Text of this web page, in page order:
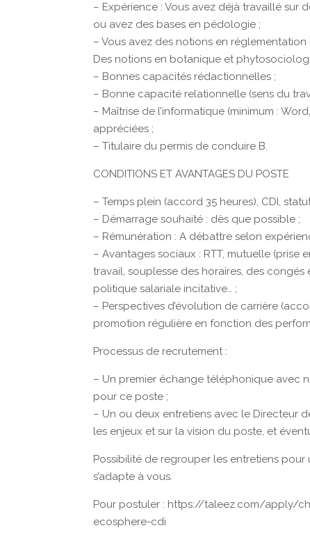
– Expérience : Vous avez déjà travaillé sur
ou avez des bases en pédologie ;
– Vous avez des notions en réglementation
Des notions en botanique et
– Bonnes capacités rédactionnelles ;
– Bonne capacité relationnelle (sens du
– Maîtrise de l’informatique (minimum :
appréciées ;
– Titulaire du permis de conduire B.
CONDITIONS ET AVANTAGES DU POSTE
– Temps plein (accord 35 heures), CDI,
– Démarrage souhaité : dès que possible ;
– Rémunération : A débattre selon
– Avantages sociaux : RTT, mutuelle (prise
travail, souplesse des horaires, des
politique salariale incitative… ;
– Perspectives d’évolution de carrière
promotion régulière en fonction des
Processus de recrutement :
– Un premier échange téléphonique avec
pour ce poste ;
– Un ou deux entretiens avec le Directeur
les enjeux et sur la vision du poste, et
Possibilité de regrouper les entretiens
s’adapte à vous.
Pour postuler : https://taleez.com/apply/
ecosphere-cdi